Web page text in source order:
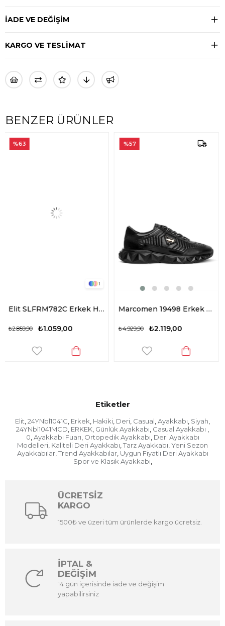
İADE VE DEĞİŞİM
KARGO VE TESLİMAT
BENZER ÜRÜNLER
Elit SLFRM782C Erkek Hakiki Deri Casual Ayakkabı Kahverengi Marcomen 19498 Erkek Hakiki Deri Casual Ayakkabı Siyah
₺2.119,00
₺4.929,90 ₺1.909,00
₺4.329,90
Etiketler
Elit, 24YNbl1041C, Erkek, Hakiki, Deri, Casual, Ayakkabı, Siyah,
24YNbl1041MCD, ERKEK, Günlük Ayakkabı, Casual Ayakkabı ,
0, Ayakkabı Fuarı, Ortopedik Ayakkabı, Deri Ayakkabı
Modelleri, Kaliteli Deri Ayakkabı, Tarz Ayakkabı, Yeni Sezon
Ayakkabılar, Trend Ayakkabılar, Uygun Fiyatlı Deri Ayakkabı
Spor ve Klasik Ayakkabı,
ÜCRETSİZ
KARGO
1500₺ ve üzeri tüm ürünlerde kargo ücretsiz.
İPTAL &
DEĞİŞİM
14 gün içerisinde iade ve değişim
yapabilirsiniz